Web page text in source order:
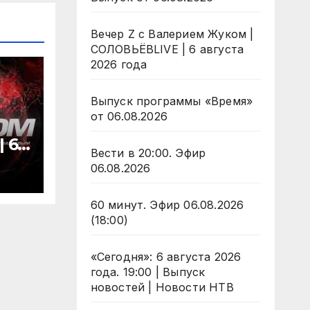
6
Вечер Z с Валерием Жуком |
СОЛОВЬЁВLIVE | 6 августа
2026 года
Выпуск программы «Время»
от 06.08.2026
Вести в 20:00. Эфир
06.08.2026
60 минут. Эфир 06.08.2026
(18:00)
«Сегодня»: 6 августа 2026
года. 19:00 | Выпуск
новостей | Новости НТВ